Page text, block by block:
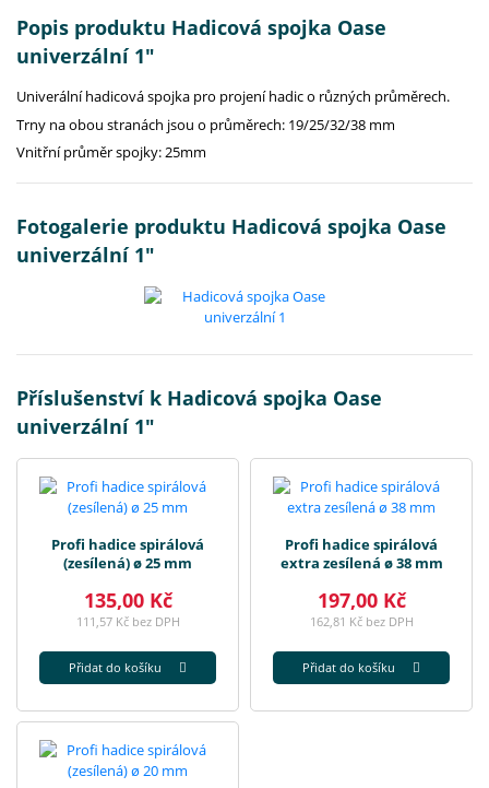
Popis produktu Hadicová spojka Oase
univerzální 1"
Univerální hadicová spojka pro projení hadic o různých průměrech.
Trny na obou stranách jsou o průměrech: 19/25/32/38 mm
Vnitřní průměr spojky: 25mm
Fotogalerie produktu Hadicová spojka Oase
univerzální 1"
Příslušenství k Hadicová spojka Oase
univerzální 1"
Profi hadice spirálová
(zesílená) ø 25 mm
135,00 Kč
111,57 Kč bez DPH
Přidat do košíku
Profi hadice spirálová
extra zesílená ø 38 mm
197,00 Kč
162,81 Kč bez DPH
Přidat do košíku